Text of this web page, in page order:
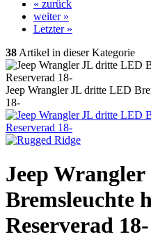
« zurück
weiter »
Letzter »
38 Artikel in dieser Kategorie
Jeep Wrangler JL dritte LED
18-
Jeep
Bremsleuchte
Reserverad 18-